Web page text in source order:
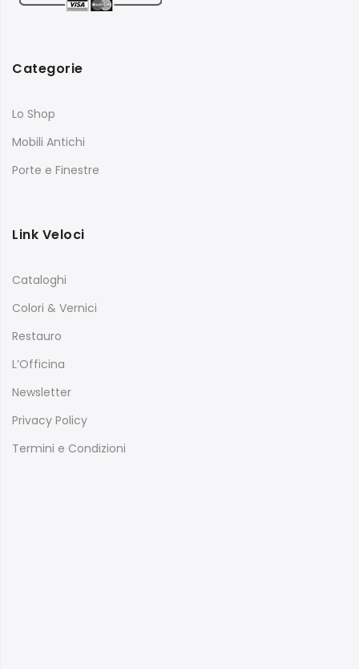
Categorie
Lo Shop
Mobili Antichi
Porte e Finestre
Link Veloci
Cataloghi
Colori & Vernici
Restauro
L’Officina
Newsletter
Privacy Policy
Termini e Condizioni